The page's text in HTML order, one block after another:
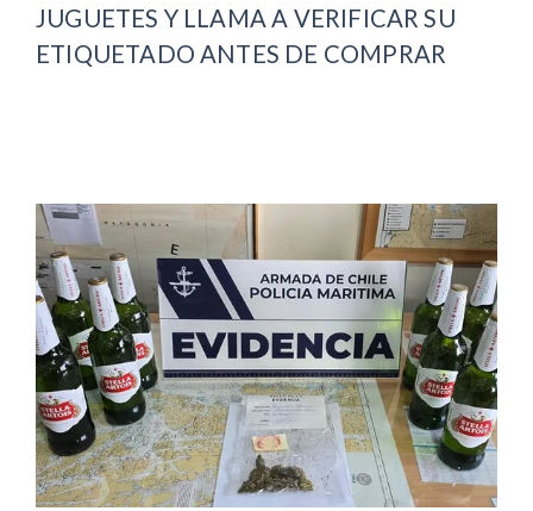
JUGUETES Y LLAMA A VERIFICAR SU
ETIQUETADO ANTES DE COMPRAR